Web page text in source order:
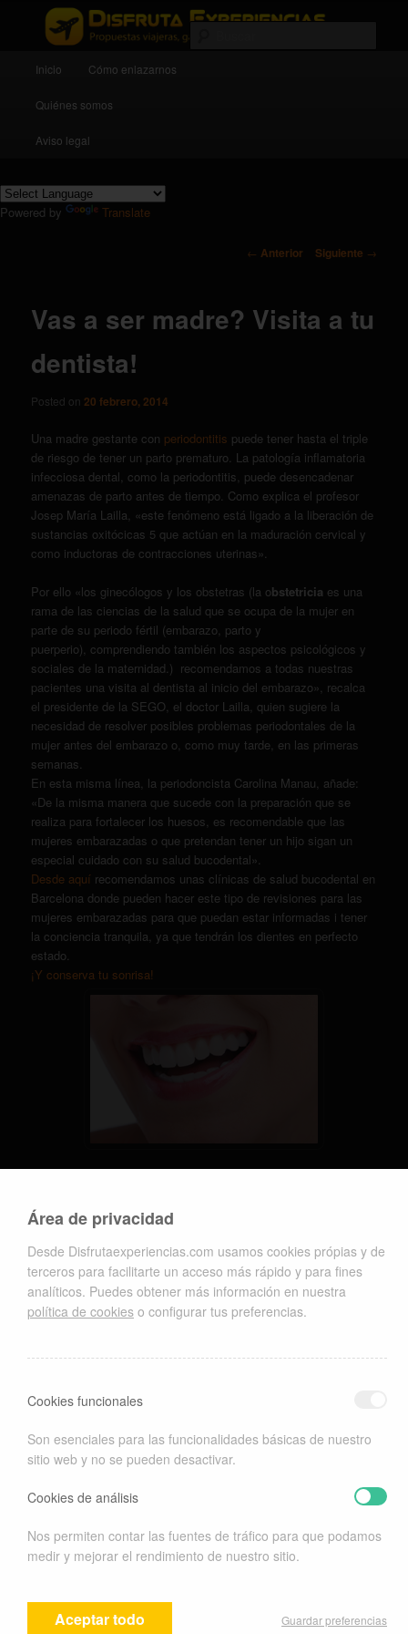
Disfruta experiencias
Propuestas viajeras, gastronómicas, deportivas y culturales
Ir al contenido principal
Ir al contenido secundario
Inicio Cómo enlazarnos
Quiénes somos
Aviso legal
Powered by Translate
Navegador de artículos
← Anterior Siguiente →
Vas a ser madre? Visita a tu
dentista!
Posted on 20 febrero, 2014
Una madre gestante con periodontitis puede tener hasta el triple
de riesgo de tener un parto prematuro. La patología inflamatoria
infecciosa dental, como la periodontitis, puede desencadenar
amenazas de parto antes de tiempo. Como explica el profesor
Josep María Lailla, «este fenómeno está ligado a la liberación de
sustancias oxitócicas 5 que actúan en la maduración cervical y
como inductoras de contracciones uterinas».
Por ello «los ginecólogos y los obstetras (la obstetricia es una
rama de las ciencias de la salud que se ocupa de la mujer en
parte de su periodo fértil (embarazo, parto y
puerperio), comprendiendo también los aspectos psicológicos y
sociales de la maternidad.) recomendamos a todas nuestras
pacientes una visita al dentista al inicio del embarazo», recalca
el presidente de la SEGO, el doctor Lailla, quien sugiere la
necesidad de resolver posibles problemas periodontales de la
mujer antes del embarazo o, como muy tarde, en las primeras
semanas.
En esta misma línea, la periodoncista Carolina Manau, añade:
«De la misma manera que sucede con la preparación que se
realiza para fortalecer los huesos, es recomendable que las
mujeres embarazadas o que pretendan tener un hijo sigan un
especial cuidado con su salud bucodental».
Desde aquí recomendamos unas clínicas de salud bucodental en
Barcelona donde pueden hacer este tipo de revisiones para las
mujeres embarazadas para que puedan estar informadas i tener
la conciencia tranquila, ya que tendrán los dientes en perfecto
estado.
¡Y conserva tu sonrisa!
RELACIONADO
hecho realidad
25 noviembre, 2014
En "Escapadas"
28 enero, 2016
En "Sin categoría"
En "Sin categoría"
Esta entrada fue publicada en
Área de privacidad
Desde Disfrutaexperiencias.com usamos cookies própias y de
terceros para facilitarte un acceso más rápido y para fines
analíticos. Puedes obtener más información en nuestra
política de cookies o configurar tus preferencias.
Cookies funcionales
Son esenciales para las funcionalidades básicas de nuestro
sitio web y no se pueden desactivar.
Cookies de análisis
Nos permiten contar las fuentes de tráfico para que podamos
medir y mejorar el rendimiento de nuestro sitio.
Guardar preferencias